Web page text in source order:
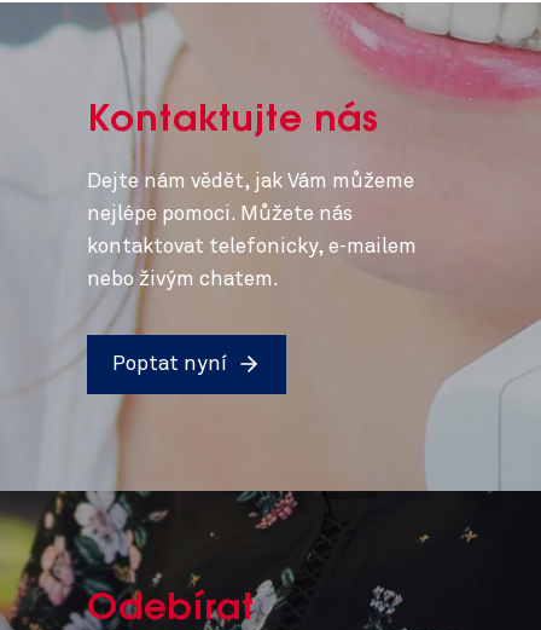
Kontaktujte nás
Dejte nám vědět, jak Vám můžeme
nejlépe pomoci. Můžete nás
kontaktovat telefonicky, e-mailem
nebo živým chatem.
Poptat nyní
Odebírat